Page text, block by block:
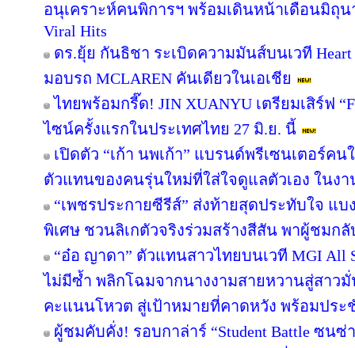
อนุเคราะห์คนพิการฯ พร้อมเดินหน้าเดือนมิถุ
Viral Hits
ดร.ยุ้ย กันธิชา ระเบิดความมันส์บนเวที Heart
มอบรถ MCLAREN คันเดียวในเอเชีย
ไทยพร้อมกรี๊ด! JIN XUANYU เตรียมเสิร์ฟ
ไซน์ครั้งแรกในประเทศไทย 27 มิ.ย. นี้
เปิดตัว “เก้า นพเก้า” แบรนด์พรีเซนเตอร์ค
ตัวแทนของคนรุ่นใหม่ที่ใส่ใจดูแลตัวเอง ในงาน
“เพชรประกายซีรีส์” ส่งท้ายสุดประทับใจ แ
พิเศษ ชวนลิเกตัวจริงร่วมสร้างสีสัน พาผู้ชมก
“อ๋อ ญาดา” ตัวแทนสาวไทยบนเวที MGI All
ไม่มีซ้ำ พลิกโฉมจากนางงามสายหวานสู่สาว
คะแนนโหวต สู่เป้าหมายที่คาดหวัง พร้อมปร
ผู้ชมคับคั่ง! รอบกาล่าร์ “Student Battle ซนซ่